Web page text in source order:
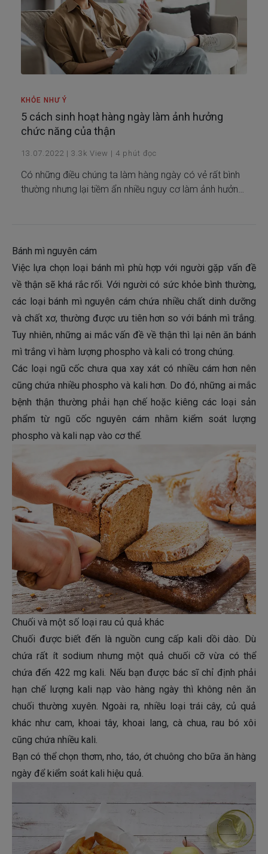
KHỎE NHƯ Ý
5 cách sinh hoạt hàng ngày làm ảnh hưởng
chức năng của thận
13.07.2022 | 3.3k View | 4 phút đọc
Có những điều chúng ta làm hàng ngày có vẻ rất bình
thường nhưng lại tiềm ẩn nhiều nguy cơ làm ảnh hưởng
Bánh mì nguyên cám
Việc lựa chọn loại bánh mì phù hợp với người gặp vấn đề
về thận sẽ khá rắc rối. Với người có sức khỏe bình thường,
các loại bánh mì nguyên cám chứa nhiều chất dinh dưỡng
và chất xơ, thường được ưu tiên hơn so với bánh mì trắng.
Tuy nhiên, những ai mắc vấn đề về thận thì lại nên ăn bánh
mì trắng vì hàm lượng phospho và kali có trong chúng.
Các loại ngũ cốc chưa qua xay xát có nhiều cám hơn nên
cũng chứa nhiều phospho và kali hơn. Do đó, những ai mắc
bệnh thận thường phải hạn chế hoặc kiêng các loại sản
phẩm từ ngũ cốc nguyên cám nhằm kiểm soát lượng
phospho và kali nạp vào cơ thể.
Chuối và một số loại rau củ quả khác
Chuối được biết đến là nguồn cung cấp kali dồi dào. Dù
chứa rất ít sodium nhưng một quả chuối cỡ vừa có thể
chứa đến 422 mg kali. Nếu bạn được bác sĩ chỉ định phải
hạn chế lượng kali nạp vào hàng ngày thì không nên ăn
chuối thường xuyên. Ngoài ra, nhiều loại trái cây, củ quả
khác như cam, khoai tây, khoai lang, cà chua, rau bó xôi
cũng chứa nhiều kali.
Bạn có thể chọn thơm, nho, táo, ớt chuông cho bữa ăn hàng
ngày để kiểm soát kali hiệu quả.